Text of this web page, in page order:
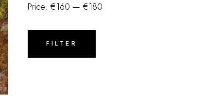
Min
Max
FILTER
Price: €160 — €180